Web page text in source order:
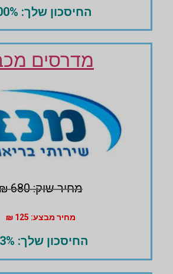
החיסכון שלך: 100%
מדרסים
מחיר שוק: 680 ₪
מחיר מבצע: 125 ₪
החיסכון שלך: 83%